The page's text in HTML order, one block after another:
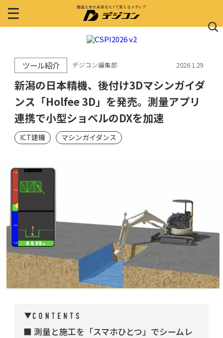
建設土木の未来をICTで変えるメディア
ツール紹介 デジコン編集部 2026.1.29
新潟の日本精機、後付け3Dマシンガイダ
ンス「Holfee 3D」を発売。測量アプリ
連携で小型ショベルのDXを加速
ICT建機 マシンガイダンス
測量と施工を「スマホひとつ」でシームレ